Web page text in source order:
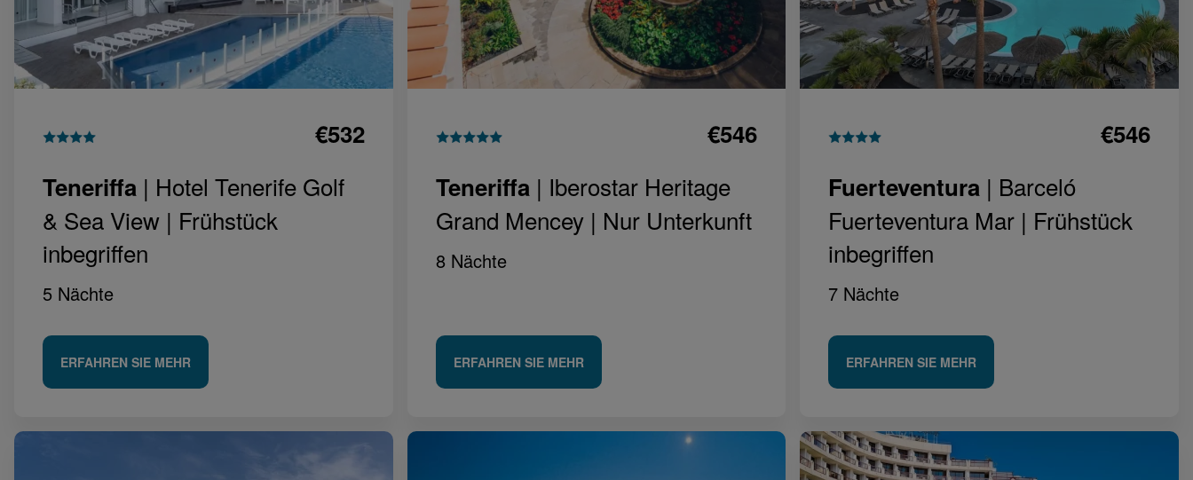
€532
Teneriffa | Hotel Tenerife Golf
& Sea View | Frühstück
inbegriffen
5 Nächte
ERFAHREN SIE MEHR
€546
Teneriffa | Iberostar Heritage
Grand Mencey | Nur Unterkunft
8 Nächte
ERFAHREN SIE MEHR
€546
Fuerteventura | Barceló
Fuerteventura Mar | Frühstück
inbegriffen
7 Nächte
ERFAHREN SIE MEHR